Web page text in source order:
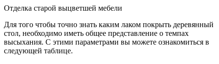
Отделка старой выцветшей мебели
Для того чтобы точно знать каким лаком покрыть деревянный
стол, необходимо иметь общее представление о темпах
высыхания. С этими параметрами вы можете ознакомиться в
следующей таблице.